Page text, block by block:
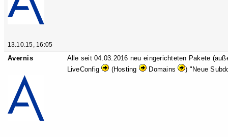
13.10.15, 16:05
Avernis
Alle seit 04.03.2016 neu eingerichteten Pakete
LiveConfig
(Hosting Domains ) "Neue